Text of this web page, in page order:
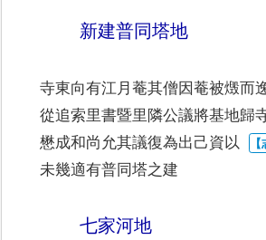
新建普同塔地
寺東向有江月菴其僧因菴被燬而
從追索里書暨里隣公議將基地歸
懋成和尚允其議復為出己資以
未幾適有普同塔之建
七家河地